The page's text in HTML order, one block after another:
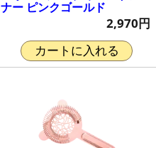
ナー ピンクゴールド
2,970円
カートに入れる